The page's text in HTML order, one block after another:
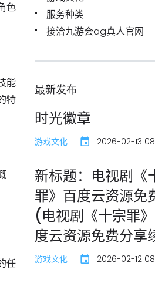
色
能
特
任
服务种类
接洽九游会ag真人官网
最新发布
时光徽章
游戏文化 2026-02-13
新标题：电视剧《
罪》百度云资源免
(电视剧《十宗罪
度云资源免费分享
游戏文化 2026-02-12